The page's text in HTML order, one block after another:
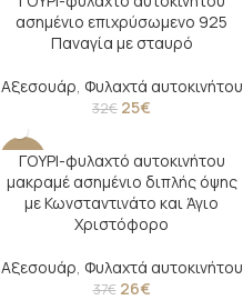
ασημένιο επιχρύσωμενο 925
Παναγία με σταυρό
Αξεσουάρ, Φυλαχτά αυτοκινήτου
32€ 25€
-30%
ΓΟΥΡΙ-φυλαχτό αυτοκινήτου
μακραμέ ασημένιο διπλής όψης
με Κωνσταντινάτο και Άγιο
Χριστόφορο
Αξεσουάρ, Φυλαχτά αυτοκινήτου
37€ 26€